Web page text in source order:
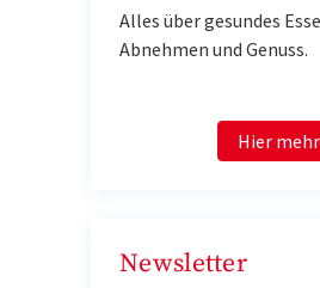
Alles über gesundes
Abnehmen und Genuss.
Hier
Newsletter